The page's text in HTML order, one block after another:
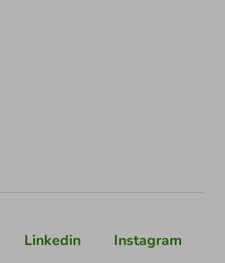
Linkedin Instagram